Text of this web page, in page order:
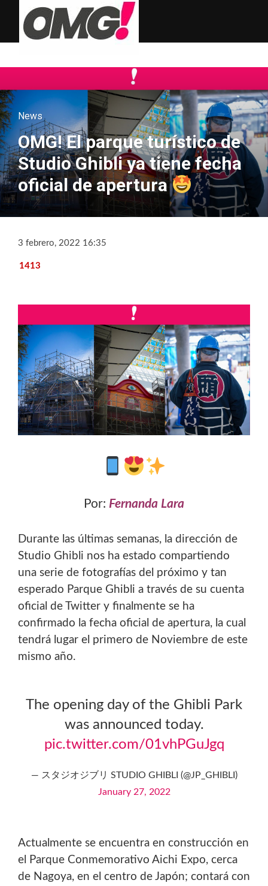
News
OMG! El parque turístico de
Studio Ghibli ya tiene fecha
oficial de apertura
3 febrero, 2022 16:35
1413
Por: Fernanda Lara
Durante las últimas semanas, la dirección de
Studio Ghibli nos ha estado compartiendo
una serie de fotografías del próximo y tan
esperado Parque Ghibli a través de su cuenta
oficial de Twitter y finalmente se ha
confirmado la fecha oficial de apertura, la cual
tendrá lugar el primero de Noviembre de este
mismo año.
The opening day of the Ghibli Park
was announced today.
pic.twitter.com/01vhPGuJgq
— スタジオジブリ STUDIO GHIBLI (@JP_GHIBLI)
January 27, 2022
Actualmente se encuentra en construcción en
el Parque Conmemorativo Aichi Expo, cerca
de Nagoya, en el centro de Japón; contará con